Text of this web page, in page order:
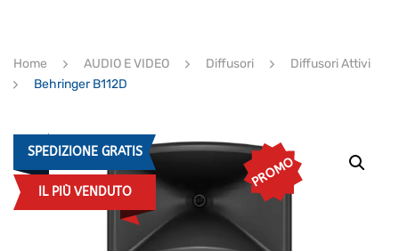
ULTIMI ARRIVI
Home AUDIO E VIDEO Diffusori
Diffusori Attivi
Behringer B112D
SPEDIZIONE GRATIS
IL PIÙ VENDUTO
PROMO